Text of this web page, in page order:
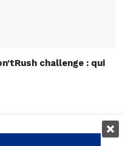
challenge : qui